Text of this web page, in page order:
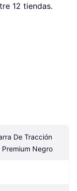
12 tiendas.
De Tracción
Negro